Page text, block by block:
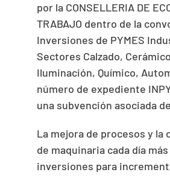
por la CONSELLERIA DE
TRABAJO dentro de la
Inversiones de PYMES
Sectores Calzado,
Iluminación, Químico,
número de expediente
una subvención asociada
La mejora de procesos y
de maquinaria cada día
inversiones para